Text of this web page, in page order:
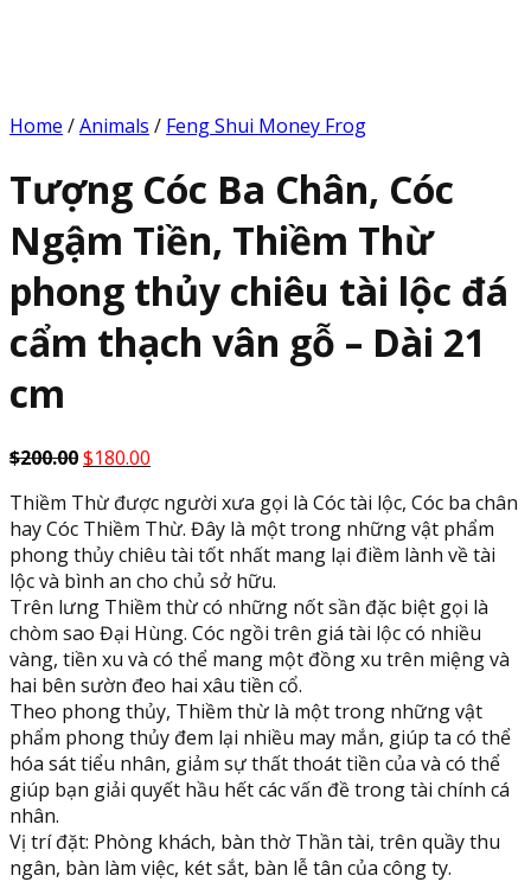
Home /Animals / Feng Shui Money Frog
Tượng Cóc Ba Chân, Cóc
Ngậm Tiền, Thiềm Thừ
phong thủy chiêu tài lộc đá
cẩm thạch vân gỗ – Dài 21
cm
$200.00Original
was:
$200.00.
$180.00
is:
$180.00.
Thiềm Thừ được người xưa gọi là Cóc tài lộc, Cóc ba chân
hay Cóc Thiềm Thừ. Đây là một trong những vật phẩm
phong thủy chiêu tài tốt nhất mang lại điềm lành về tài
lộc và bình an cho chủ sở hữu.
Trên lưng Thiềm thừ có những nốt sần đặc biệt gọi là
chòm sao Đại Hùng. Cóc ngồi trên giá tài lộc có nhiều
vàng, tiền xu và có thể mang một đồng xu trên miệng và
hai bên sườn đeo hai xâu tiền cổ.
Theo phong thủy, Thiềm thừ là một trong những vật
phẩm phong thủy đem lại nhiều may mắn, giúp ta có thể
hóa sát tiểu nhân, giảm sự thất thoát tiền của và có thể
giúp bạn giải quyết hầu hết các vấn đề trong tài chính cá
nhân.
Vị trí đặt: Phòng khách, bàn thờ Thần tài, trên quầy thu
ngân, bàn làm việc, két sắt, bàn lễ tân của công ty.